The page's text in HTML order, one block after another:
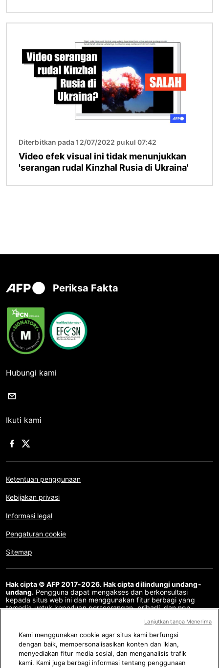
Diterbitkan pada 12/07/2022 pukul 07:42
Video efek visual ini tidak menunjukkan
'serangan rudal Kinzhal Rusia di Ukraina'
Periksa Fakta
Hubungi kami
Ikuti kami
Ketentuan penggunaan
Kebijakan privasi
Informasi legal
Pengaturan cookie
Sitemap
Hak cipta © AFP 2017-2026. Hak cipta dilindungi undang-
undang. Pengguna dapat mengakses dan berkonsultasi
kepada situs web ini dan menggunakan fitur berbagi yang
tersedia untuk keperluan perseorangan, pribadi, dan non-
komunikasi kepada publik atau pendistribusian konten situs
web ini, secara keseluruhan atau sebagian, untuk tujuan lain
dan/atau dengan cara lain, tanpa perjanjian lisensi khusus yang
ditandatangani dengan AFP, adalah dilarang keras. Subjek
yang digambarkan atau dimasukkan melalui tautan dalam
konten Periksa Fakta disediakan sejauh yang diperlukan untuk
Kami menggunakan cookie agar situs kami berfungsi
dengan baik, mempersonalisasikan konten dan iklan,
menyediakan fitur media sosial, dan menganalisis trafik
kami. Kami juga berbagi informasi tentang penggunaan
Lanjutkan tanpa Menerima